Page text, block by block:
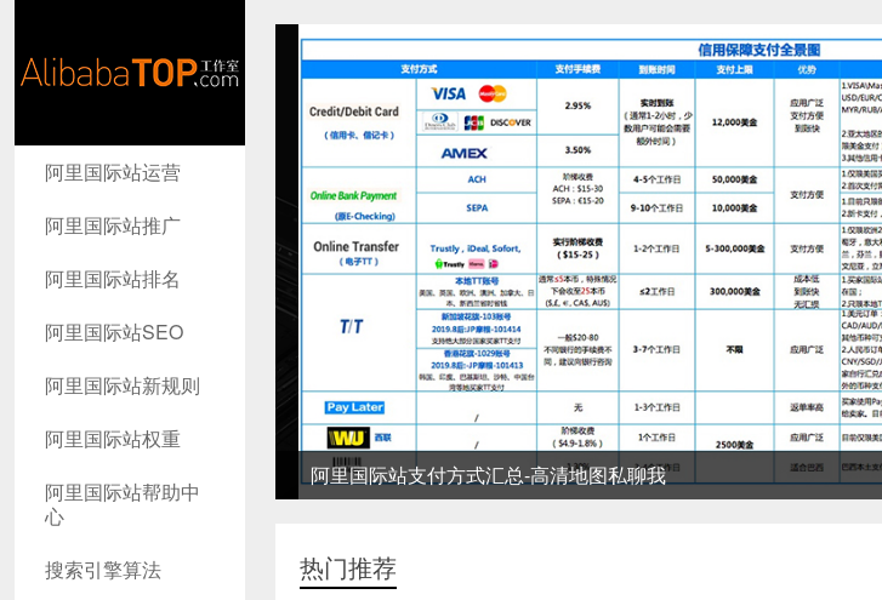
AlibabaTop
工作室
阿里国际站运营
阿里国际站推广
阿里国际站排名
阿里国际站SEO
阿里国际站新规则
阿里国际站权重
阿里国际站帮助中
心
搜索引擎算法
阿里国际站支付方式汇总-高清地图私聊我
热门推荐